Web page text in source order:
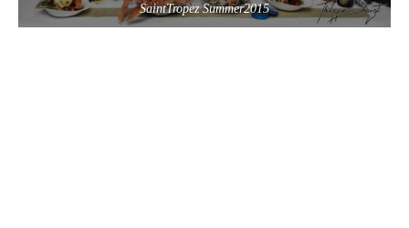
SaintTropez Summer2015